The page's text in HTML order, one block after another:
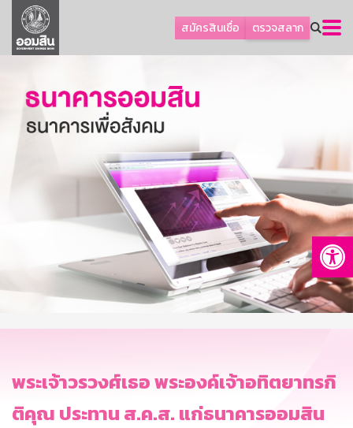
สมัครสินเชื่อ ตรวจสลาก
ลูกค้าธุรกิจ
ลูกค้าผู้ประกอบรายย่อย
ออมเพื่อสุข
เกี่ยวกับธนาคาร
การพัฒนาที่ยั่งยืน
บริการทางการเงิน
ติดต่อเรา
บริการออนไลน์
TH
EN
พระเจ้าวรวงศ์เธอ พระองค์เจ้าอทิตยาทรกิ
ติคุณ ประทาน ส.ค.ส. แก่ธนาคารออมสิน